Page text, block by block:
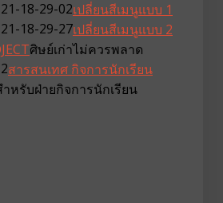
เปลี่ยนสีเมนูแบบ 1
เปลี่ยนสีเมนูแบบ 2
ศิษย์เก่าไม่ควรพลาด
สารสนเทศ กิจการนักเรียน
หรับฝ่ายกิจการนักเรียน